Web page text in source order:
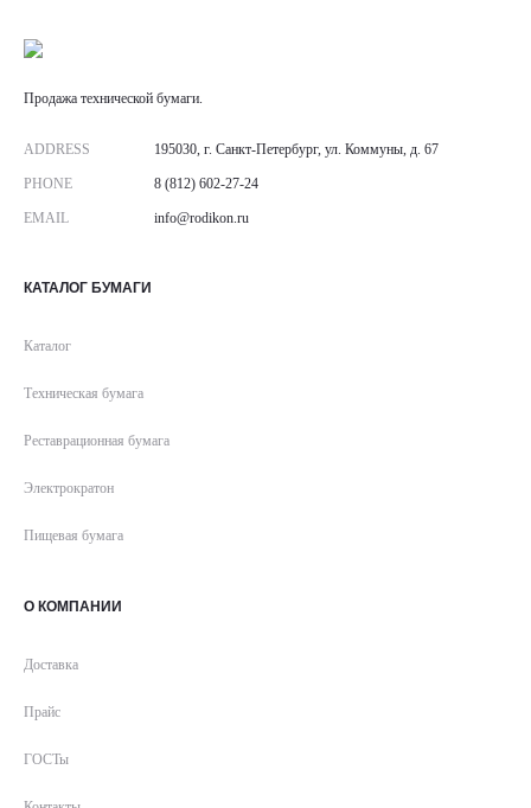
Продажа технической бумаги.
ADDRESS 195030, г. Санкт-Петербург, ул. Коммуны, д. 67
PHONE 8 (812) 602-27-24
EMAIL info@rodikon.ru
КАТАЛОГ БУМАГИ
Каталог
Техническая бумага
Реставрационная бумага
Электрократон
Пищевая бумага
О КОМПАНИИ
Доставка
Прайс
ГОСТы